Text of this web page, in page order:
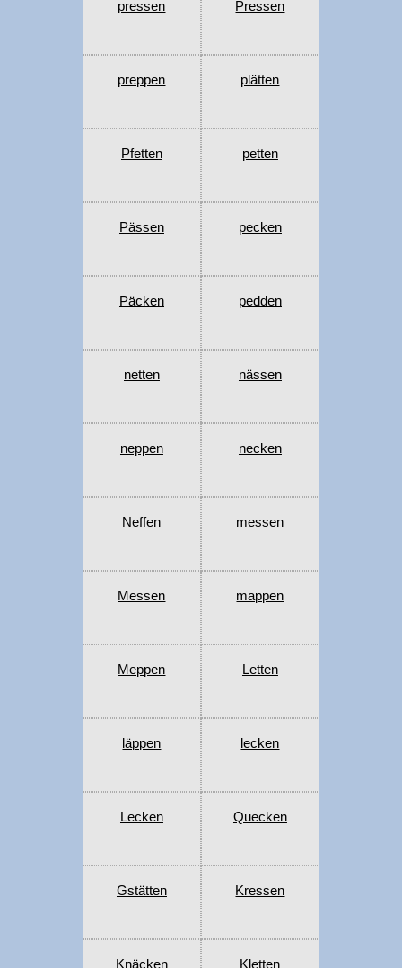
pressen Pressen
preppen plätten
Pfetten petten
Pässen pecken
Päcken pedden
netten nässen
neppen necken
Neffen messen
Messen mappen
Meppen Letten
läppen lecken
Lecken Quecken
Gstätten Kressen
Knäcken Kletten